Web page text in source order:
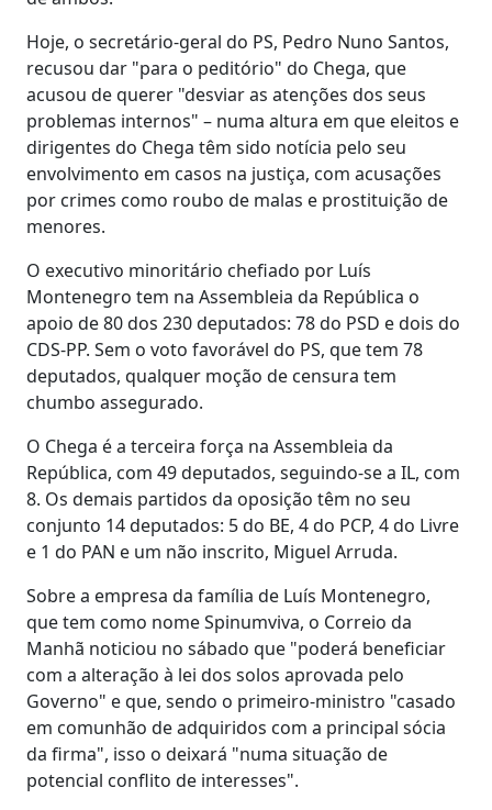
Hoje, o secretário-geral do PS, Pedro Nuno Santos,
recusou dar "para o peditório" do Chega, que
acusou de querer "desviar as atenções dos seus
problemas internos" – numa altura em que eleitos e
dirigentes do Chega têm sido notícia pelo seu
envolvimento em casos na justiça, com acusações
por crimes como roubo de malas e prostituição de
menores.
O executivo minoritário chefiado por Luís
Montenegro tem na Assembleia da República o
apoio de 80 dos 230 deputados: 78 do PSD e dois do
CDS-PP. Sem o voto favorável do PS, que tem 78
deputados, qualquer moção de censura tem
chumbo assegurado.
O Chega é a terceira força na Assembleia da
República, com 49 deputados, seguindo-se a IL, com
8. Os demais partidos da oposição têm no seu
conjunto 14 deputados: 5 do BE, 4 do PCP, 4 do Livre
e 1 do PAN e um não inscrito, Miguel Arruda.
Sobre a empresa da família de Luís Montenegro,
que tem como nome Spinumviva, o Correio da
Manhã noticiou no sábado que "poderá beneficiar
com a alteração à lei dos solos aprovada pelo
Governo" e que, sendo o primeiro-ministro "casado
em comunhão de adquiridos com a principal sócia
da firma", isso o deixará "numa situação de
potencial conflito de interesses".